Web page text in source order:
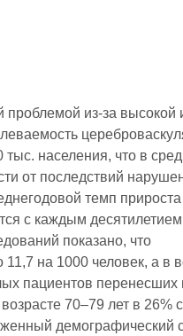
из-за высокой
населения, что в
от последствий
темп
с каждым
показано, что
на 1000 человек, а в
пациентов перенесших
70–79 лет в 26%
демографический